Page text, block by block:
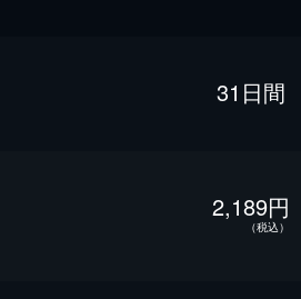
31日間
2,189円
（税込）